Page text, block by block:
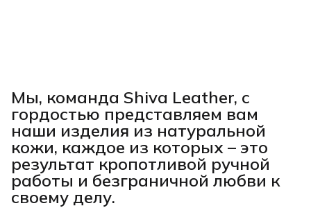
Мы, команда Shiva Leather, с
гордостью представляем вам
наши изделия из натуральной
кожи, каждое из которых – это
результат кропотливой ручной
работы и безграничной любви к
своему делу.